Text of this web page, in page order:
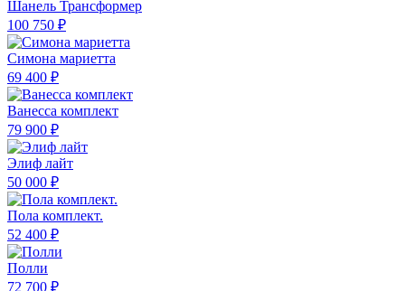
Шанель Трансформер
100 750 ₽
Симона мариетта
69 400 ₽
Ванесса комплект
79 900 ₽
Элиф лайт
50 000 ₽
Пола комплект.
52 400 ₽
Полли
72 700 ₽